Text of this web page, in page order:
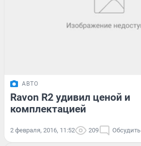
АВТО
Ravon R2 удивил ценой и
комплектацией
2 февраля, 2016, 11:52 209 Обсудить